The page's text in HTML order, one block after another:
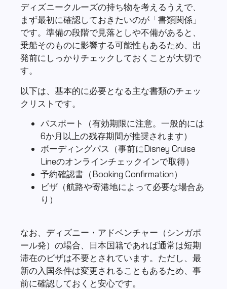
ディズニークルーズの持ち物を考えるうえで、
まず最初に確認しておきたいのが「書類関係」
です。準備の段階で見落としや不備があると、
乗船そのものに影響する可能性もあるため、出
発前にしっかりチェックしておくことが大切で
す。
以下は、基本的に必要となる主な書類のチェッ
クリストです。
パスポート（有効期限に注意。一般的には
6か月以上の残存期間が推奨されます）
ボーディングパス（事前にDisney Cruise
Lineのオンラインチェックインで取得）
予約確認書（Booking Confirmation）
ビザ（航路や寄港地によって必要な場合あ
り）
なお、ディズニー・アドベンチャー（シンガポ
ール発）の場合、日本国籍であれば通常は短期
滞在のビザは不要とされています。ただし、最
新の入国条件は変更されることもあるため、事
前に確認しておくと安心です。